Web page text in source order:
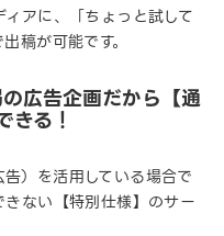
アに、「ちょっと試して
稿が可能です。
広告企画だから【通
きる！
）を活用している場合で
ない【特別仕様】のサー